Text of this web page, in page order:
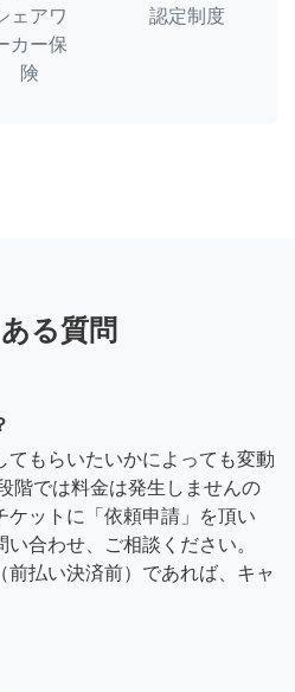
ェアワ
カー保
険
認定制度
る質問
てもらいたいかによっても変動
階では料金は発生しませんの
ケットに「依頼申請」を頂い
合わせ、ご相談ください。
払い決済前）であれば、キャ